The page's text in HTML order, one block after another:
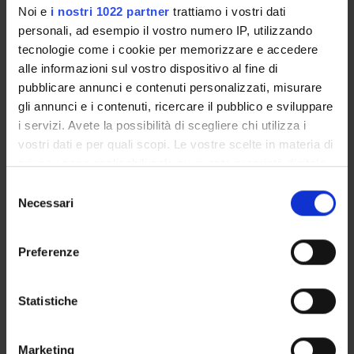
Noi e i nostri 1022 partner trattiamo i vostri dati
personali, ad esempio il vostro numero IP, utilizzando
tecnologie come i cookie per memorizzare e accedere
alle informazioni sul vostro dispositivo al fine di
pubblicare annunci e contenuti personalizzati, misurare
gli annunci e i contenuti, ricercare il pubblico e sviluppare
i servizi. Avete la possibilità di scegliere chi utilizza i
vostri dati e per quali scopi. Le vostre scelte in materia di
privacy sono applicabili solo su questa proprietà digitale
modificare o revocare il proprio consenso in qualsiasi
momento dalla Dichiarazione sui cookie o facendo clic
raccogliere informazioni sulla tua posizione
geografica, con un'approssimazione di qualche
delNecessari
Preferenze
Statistiche
Marketing
Publication date
May 6, 2024
COURSES
TRAINING